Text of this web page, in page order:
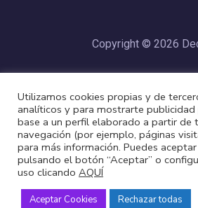
Copyright © 2026
Cookies
Utilizamos cookies propias y de
analíticos y para mostrarte publicidad
base a un perfil elaborado a partir de
navegación (por ejemplo, páginas
para más información. Puedes
pulsando el botón “Aceptar” o
uso clicando AQUÍ
Aceptar Cookies Rechazar todas